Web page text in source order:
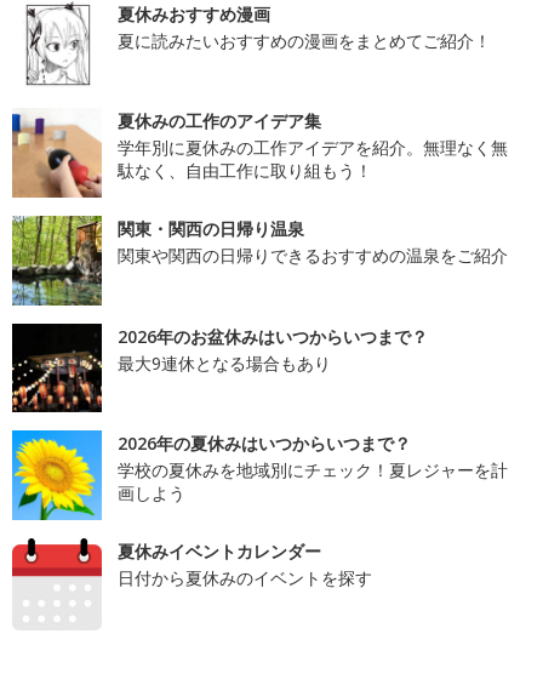
夏休みおすすめ漫画
夏に読みたいおすすめの漫画をまとめてご紹介！
夏休みの工作のアイデア集
学年別に夏休みの工作アイデアを紹介。無理なく無
駄なく、自由工作に取り組もう！
関東・関西の日帰り温泉
関東や関西の日帰りできるおすすめの温泉をご紹介
2026年のお盆休みはいつからいつまで？
最大9連休となる場合もあり
2026年の夏休みはいつからいつまで？
学校の夏休みを地域別にチェック！夏レジャーを計
画しよう
夏休みイベントカレンダー
日付から夏休みのイベントを探す